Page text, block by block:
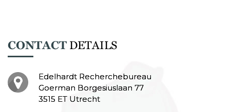
CONTACT DETAILS
Edelhardt Recherchebureau
Goerman Borgesiuslaan 77
3515 ET Utrecht